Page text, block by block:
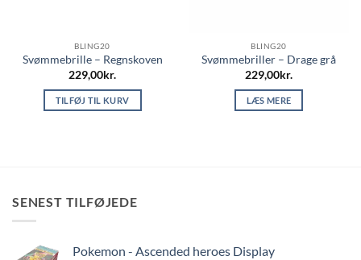
BLING20
Svømmebrille – Regnskoven
229,00kr.
TILFØJ TIL KURV
BLING20
Svømmebriller – Drage grå
229,00kr.
LÆS MERE
SENEST TILFØJEDE
Pokemon - Ascended heroes Display